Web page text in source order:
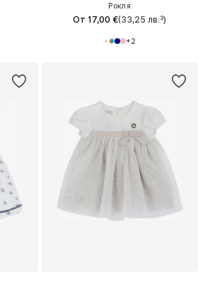
Рокля
От 17,00 €(33,25 лв.³)
+2